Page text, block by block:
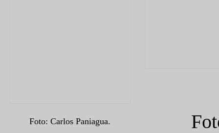
Foto: Carlos Paniagua.